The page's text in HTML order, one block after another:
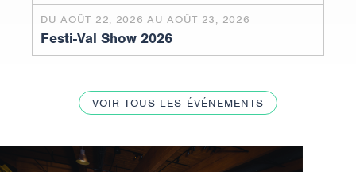
DU AOÛT 22, 2026 AU AOÛT 23, 2026
Festi-Val Show 2026
VOIR TOUS LES ÉVÉNEMENTS